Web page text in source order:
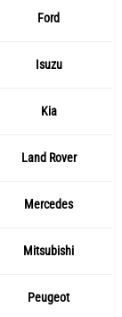
Ford
Isuzu
Kia
Land Rover
Mercedes
Mitsubishi
Peugeot